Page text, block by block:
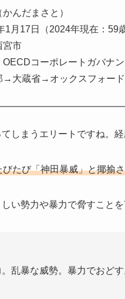
んだまさと）
1月17日（2024年現在：59歳
宮市
OECDコーポレートガバナ
→大蔵省→オックスフォー
しまうエリートですね。経
びたび「神田暴威」と揶揄
い勢力や暴力で脅すことを
乱暴な威勢。暴力でおどす